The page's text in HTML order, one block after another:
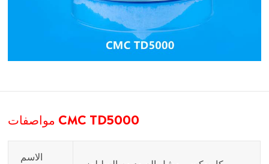
مواصفات CMC TD5000
الاسم